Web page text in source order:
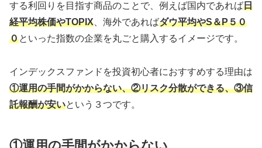
する利回りを目指す商品のことで、例えば国内であれば日
経平均株価やTOPIX 、海外であればダウ平均やS＆P５０
０といった指数の企業を丸ごと購入するイメージです。
インデックスファンドを投資初心者におすすめする理由は
①運用の手間がかからない、②リスク分散ができる、③信
託報酬が安いという３つです。